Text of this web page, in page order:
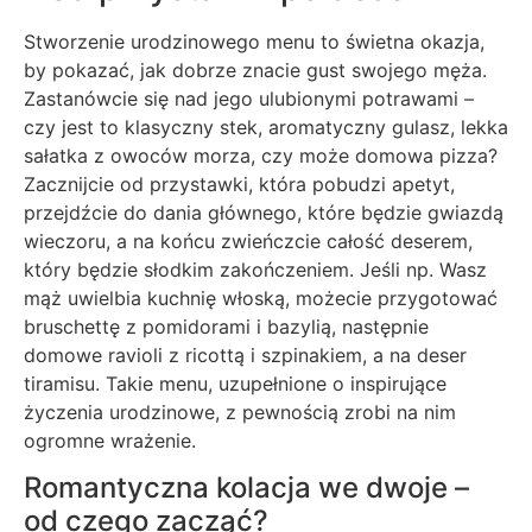
Stworzenie urodzinowego menu to świetna okazja,
by pokazać, jak dobrze znacie gust swojego męża.
Zastanówcie się nad jego ulubionymi potrawami –
czy jest to klasyczny stek, aromatyczny gulasz, lekka
sałatka z owoców morza, czy może domowa pizza?
Zacznijcie od przystawki, która pobudzi apetyt,
przejdźcie do dania głównego, które będzie gwiazdą
wieczoru, a na końcu zwieńczcie całość deserem,
który będzie słodkim zakończeniem. Jeśli np. Wasz
mąż uwielbia kuchnię włoską, możecie przygotować
bruschettę z pomidorami i bazylią, następnie
domowe ravioli z ricottą i szpinakiem, a na deser
tiramisu. Takie menu, uzupełnione o inspirujące
życzenia urodzinowe, z pewnością zrobi na nim
ogromne wrażenie.
Romantyczna kolacja we dwoje –
od czego zacząć?